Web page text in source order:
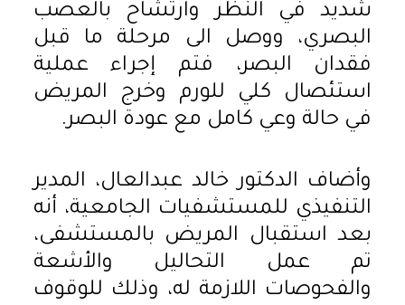
شديد في النظر وارتشاح بالعصب
البصري، ووصل الى مرحلة ما قبل
فقدان البصر، فتم إجراء عملية
استئصال كلي للورم وخرج المريض
في حالة وعي كامل مع عودة البصر.
وأضاف الدكتور خالد عبدالعال، المدير
التنفيذي للمستشفيات الجامعية، أنه
بعد استقبال المريض بالمستشفى،
تم عمل التحاليل والأشعة
والفحوصات اللازمة له، وذلك للوقوف